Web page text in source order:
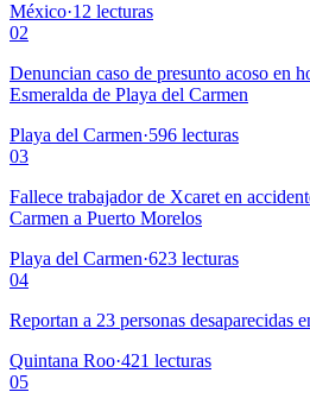
México·12 lecturas
02
Denuncian caso de presunto acoso en
Esmeralda de Playa del Carmen
Playa del Carmen·596 lecturas
03
Fallece trabajador de Xcaret en
Carmen a Puerto Morelos
Playa del Carmen·623 lecturas
04
Reportan a 23 personas desaparecidas
Quintana Roo·421 lecturas
05